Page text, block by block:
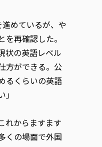
進めているが、や
再確認した。
状の英語レベル
方ができる。公
るくらいの英語
れからますます
くの場面で外国